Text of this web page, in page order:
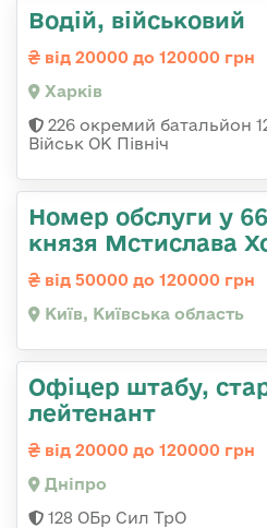
Водій, військовий
від 20000 до 120000 грн
Харків
226 окремий батальйон
Військ ОК Північ
Номер обслуги у
князя Мстислава
від 50000 до 120000 грн
Київ, Київська область
Офіцер штабу,
лейтенант
від 20000 до 120000 грн
Дніпро
128 ОБр Сил ТрО